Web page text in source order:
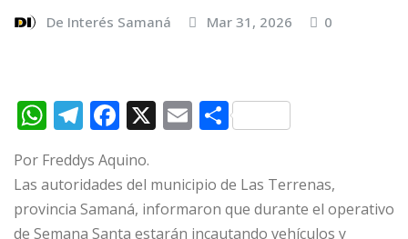
De Interés Samaná Mar 31, 2026 0
W
at
s
A
T
e
g
ra
F
c
e
b
X E
ai
l
C
m
p
ar
Por Freddys Aquino.
Las autoridades del municipio de Las Terrenas,
provincia Samaná, informaron que durante el operativo
de Semana Santa estarán incautando vehículos y